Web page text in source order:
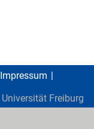
Impressum
Universität Freiburg